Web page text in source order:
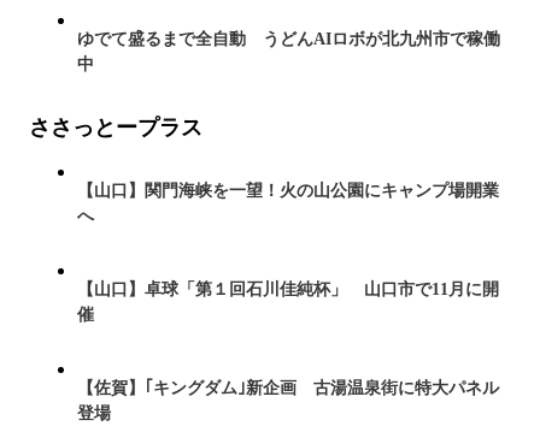
ゆでて盛るまで全自動 うどんAIロボが北九州市で稼働
中
ささっとープラス
【山口】関門海峡を一望！火の山公園にキャンプ場開業
へ
【山口】卓球「第１回石川佳純杯」 山口市で11月に開
催
【佐賀】｢キングダム｣新企画 古湯温泉街に特大パネル
登場